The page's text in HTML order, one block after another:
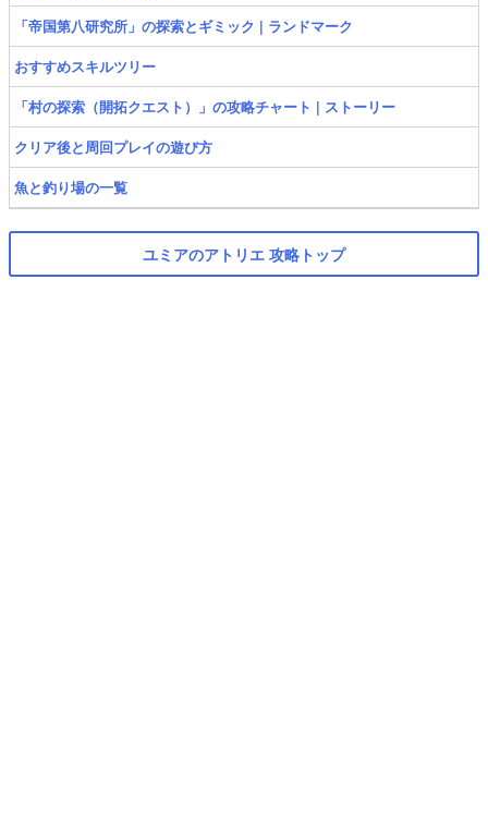
「帝国第八研究所」の探索とギミック | ランドマーク
おすすめスキルツリー
「村の探索（開拓クエスト）」の攻略チャート | ストーリー
クリア後と周回プレイの遊び方
魚と釣り場の一覧
ユミアのアトリエ 攻略トップ